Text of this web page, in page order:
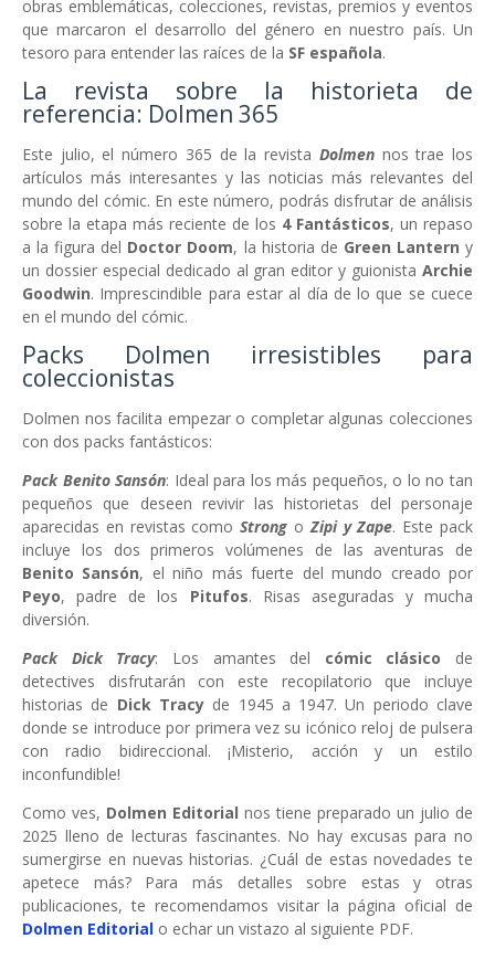
obras emblemáticas, colecciones, revistas, premios y eventos
que marcaron el desarrollo del género en nuestro país. Un
tesoro para entender las raíces de la SF española.
La revista sobre la historieta de
referencia: Dolmen 365
Este julio, el número 365 de la revista Dolmennos trae los
artículos más interesantes y las noticias más relevantes del
mundo del cómic. En este número, podrás disfrutar de análisis
sobre la etapa más reciente de los 4 Fantásticos, un repaso
a la figura del Doctor Doom, la historia de Green Lanterny
un dossier especial dedicado al gran editor y guionista Archie
Goodwin. Imprescindible para estar al día de lo que se cuece
en el mundo del cómic.
Packs Dolmen irresistibles para
coleccionistas
Dolmen nos facilita empezar o completar algunas colecciones
con dos packs fantásticos:
Pack Benito Sansón: Ideal para los más pequeños, o lo no tan
pequeños que deseen revivir las historietas del personaje
aparecidas en revistas comoStrong o Zipi y Zape. Este pack
incluye los dos primeros volúmenes de las aventuras de
Benito Sansón, el niño más fuerte del mundo creado por
Peyo, padre de los Pitufos. Risas aseguradas y mucha
diversión.
Pack Dick Tracy: Los amantes del cómic clásico de
detectives disfrutarán con este recopilatorio que incluye
historias de Dick Tracyde 1945 a 1947. Un periodo clave
donde se introduce por primera vez su icónico reloj de pulsera
con radio bidireccional. ¡Misterio, acción y un estilo
inconfundible!
Como ves, Dolmen Editorial nos tiene preparado un julio de
2025 lleno de lecturas fascinantes. No hay excusas para no
sumergirse en nuevas historias. ¿Cuál de estas novedades te
apetece más? Para más detalles sobre estas y otras
publicaciones, te recomendamos visitar la página oficial de
Dolmen Editorial o echar un vistazo al siguiente PDF.